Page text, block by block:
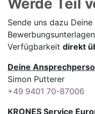
Werde Teil
Sende uns dazu
Verfügbarkeit direkt
Deine
Simon Putterer
+49 9401 70-87006
KRONES Service